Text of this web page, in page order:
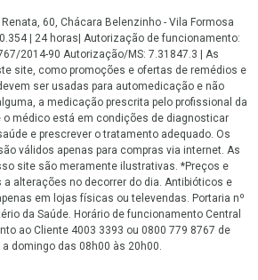
Renata, 60, Chácara Belenzinho - Vila Formosa
| 24 horas| Autorização de funcionamento:
2014-90 Autorização/MS: 7.31847.3 | As
site, como promoções e ofertas de remédios e
ser usadas para automedicação e não
a medicação prescrita pelo profissional da
o médico está em condições de diagnosticar
e prescrever o tratamento adequado. Os
válidos apenas para compras via internet. As
site são meramente ilustrativas. *Preços e
alterações no decorrer do dia. Antibióticos e
em lojas físicas ou televendas. Portaria nº
da Saúde. Horário de funcionamento Central
ao Cliente 4003 3393 ou 0800 779 8767 de
a domingo das 08h00 às 20h00.